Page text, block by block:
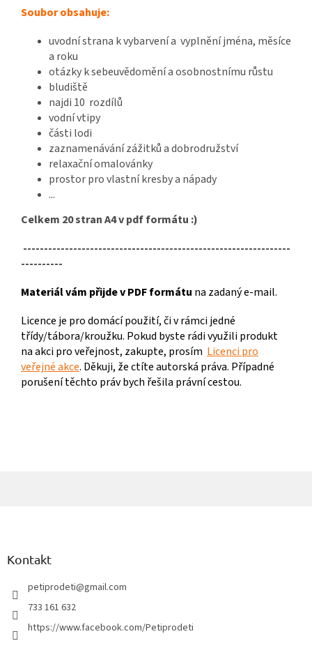
Soubor obsahuje:
uvodní strana k vybarvení a vyplnění jména, měsíce
a roku
otázky k sebeuvědomění a osobnostnímu růstu
bludiště
najdi 10 rozdílů
vodní vtipy
části lodi
zaznamenávání zážitků a dobrodružství
relaxační omalovánky
prostor pro vlastní kresby a nápady
...
Celkem 20 stran A4 v pdf formátu :)
----------------------------------------------------------------
----------
Materiál vám přijde v PDF formátu na zadaný e-mail.
Licence je pro domácí použití, či v rámci jedné
třídy/tábora/kroužku. Pokud byste rádi využili produkt
na akci pro veřejnost, zakupte, prosím Licenci pro
veřejné akce. Děkuji, že ctíte autorská práva. Případné
porušení těchto práv bych řešila právní cestou.
Kontakt
petiprodeti@gmail.com
733 161 632
https://www.facebook.com/Petiprodeti